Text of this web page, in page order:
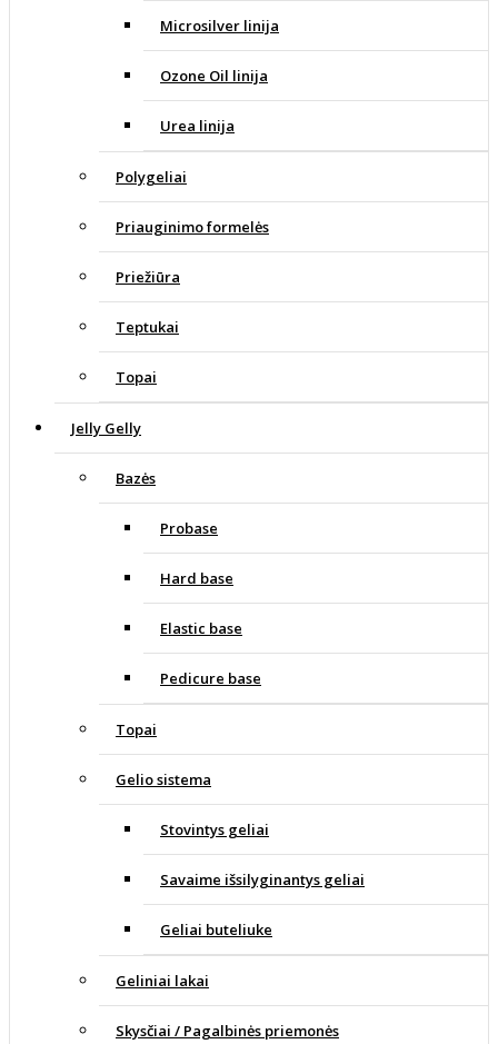
Microsilver linija
Ozone Oil linija
Urea linija
Polygeliai
Priauginimo formelės
Priežiūra
Teptukai
Topai
Jelly Gelly
Bazės
Probase
Hard base
Elastic base
Pedicure base
Topai
Gelio sistema
Stovintys geliai
Savaime išsilyginantys geliai
Geliai buteliuke
Geliniai lakai
Skysčiai / Pagalbinės priemonės